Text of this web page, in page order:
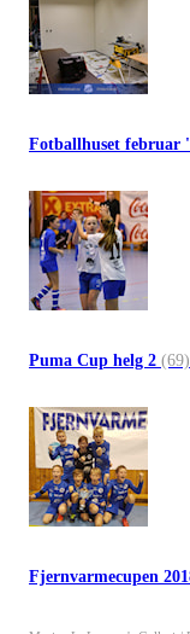
Fotballhuset februar
Puma Cup helg 2 (69)
Fjernvarmecupen